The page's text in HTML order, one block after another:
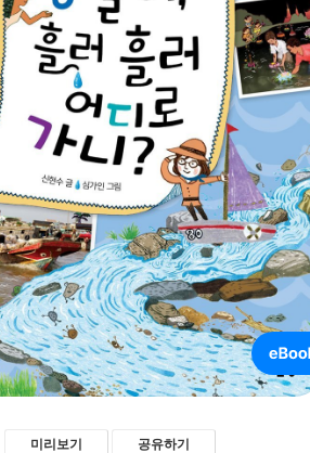
미리보기 공유하기